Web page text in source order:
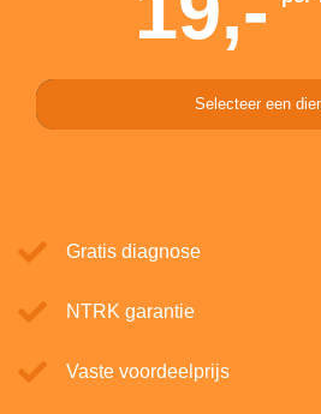
Selecteer een
Gratis diagnose
NTRK garantie
Vaste voordeelprijs